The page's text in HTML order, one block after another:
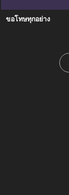
ขอโทษทุกอย่าง